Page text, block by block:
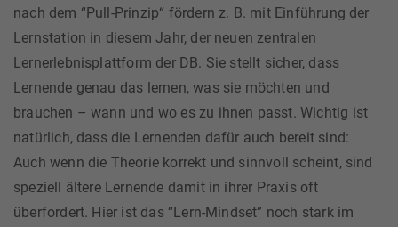
nach dem “Pull-Prinzip“ fördern z. B. mit Einführung der
Lernstation in diesem Jahr, der neuen zentralen
Lernerlebnisplattform der DB. Sie stellt sicher, dass
Lernende genau das lernen, was sie möchten und
brauchen – wann und wo es zu ihnen passt. Wichtig ist
natürlich, dass die Lernenden dafür auch bereit sind:
Auch wenn die Theorie korrekt und sinnvoll scheint, sind
speziell ältere Lernende damit in ihrer Praxis oft
überfordert. Hier ist das “Lern-Mindset” noch stark im